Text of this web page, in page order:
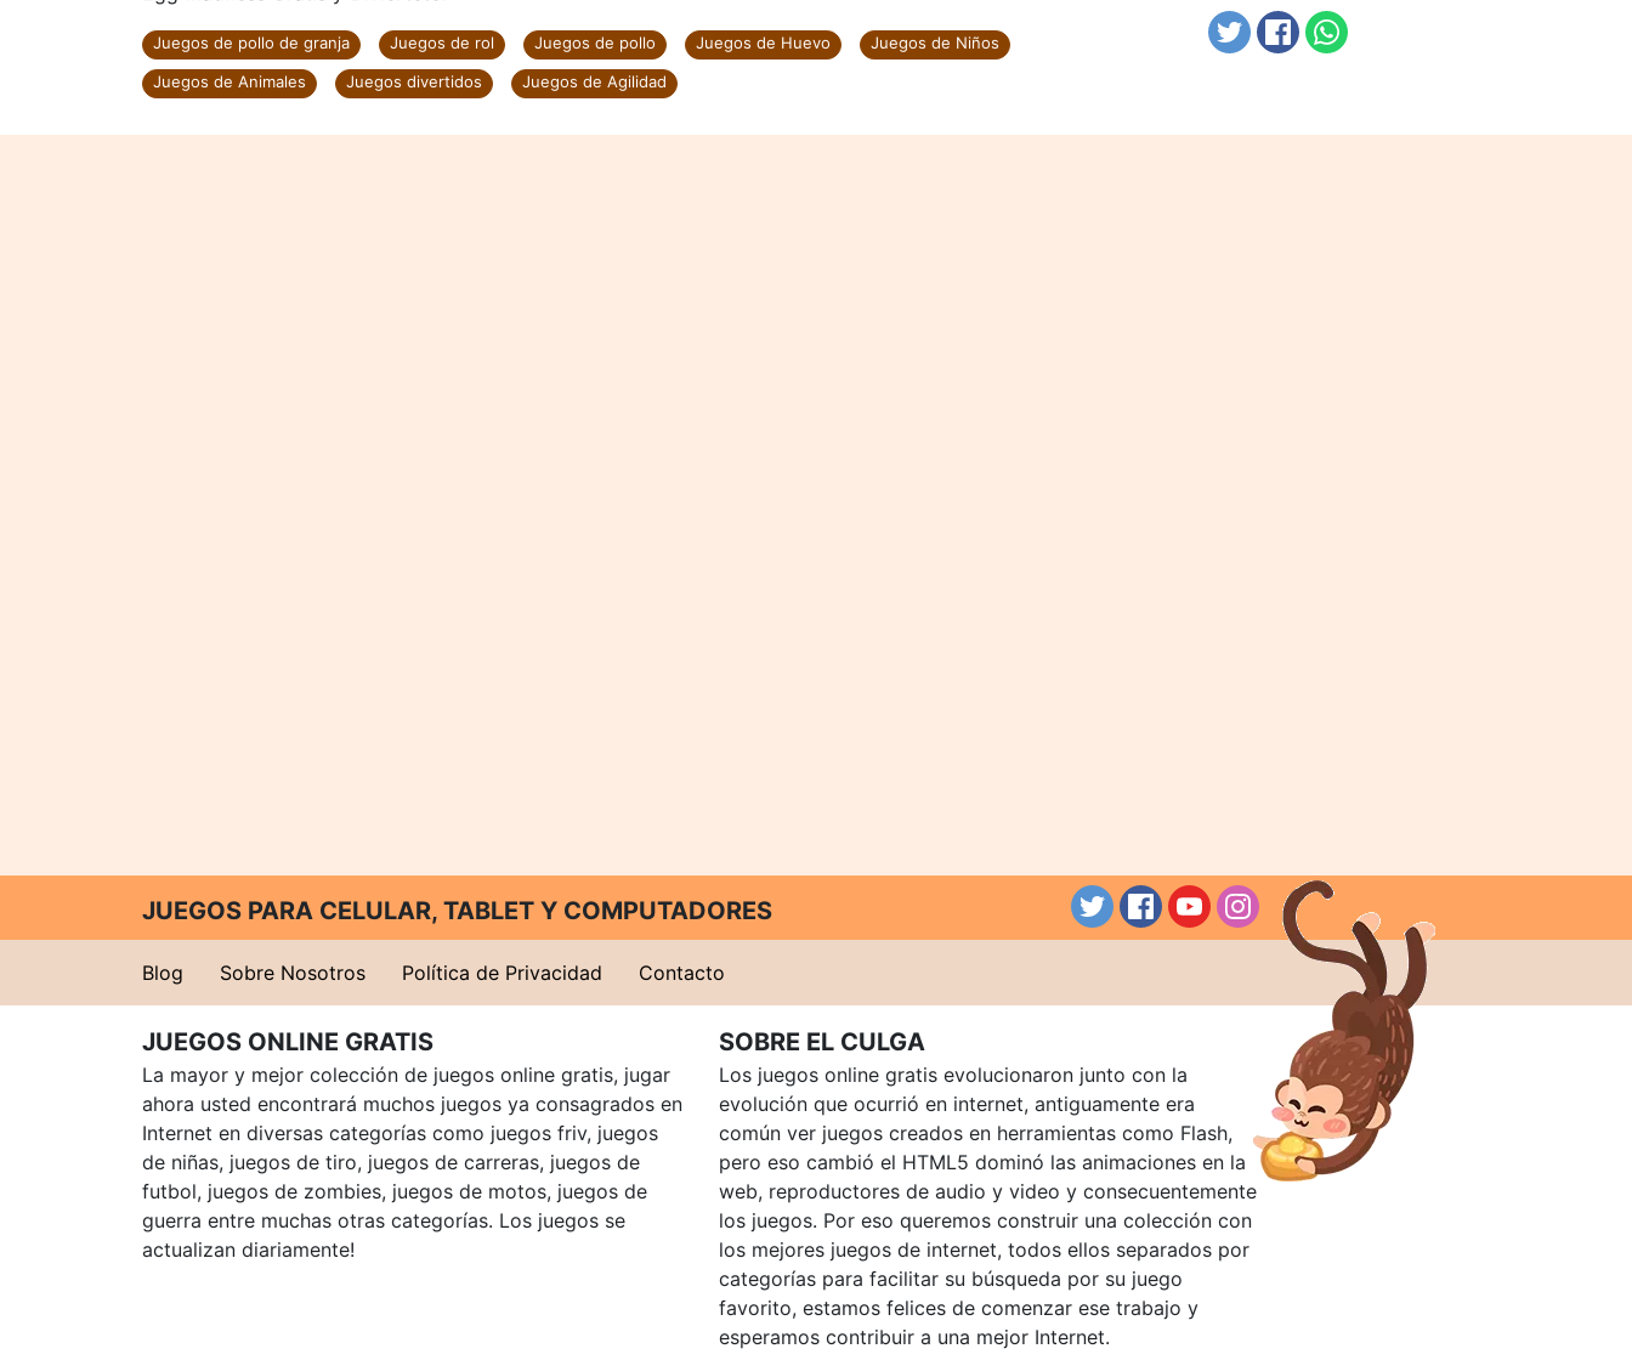
Juegos de pollo de granja Juegos de rol Juegos de pollo Juegos de Huevo
Juegos de Niños
Juegos de Animales
Juegos divertidos Juegos de Agilidad
JUEGOS PARA CELULAR, TABLET Y COMPUTADORES
Blog Sobre Nosotros Política de Privacidad Contacto
JUEGOS ONLINE GRATIS
La mayor y mejor colección de juegos online gratis, jugar
ahora usted encontrará muchos juegos ya consagrados en
Internet en diversas categorías como juegos friv, juegos
de niñas, juegos de tiro, juegos de carreras, juegos de
futbol, juegos de zombies, juegos de motos, juegos de
guerra entre muchas otras categorías. Los juegos se
actualizan diariamente!
SOBRE EL CULGA
Los juegos online gratis evolucionaron junto con la
evolución que ocurrió en internet, antiguamente era
común ver juegos creados en herramientas como Flash,
pero eso cambió el HTML5 dominó las animaciones en la
web, reproductores de audio y video y consecuentemente
los juegos. Por eso queremos construir una colección con
los mejores juegos de internet, todos ellos separados por
categorías para facilitar su búsqueda por su juego
favorito, estamos felices de comenzar ese trabajo y
esperamos contribuir a una mejor Internet.